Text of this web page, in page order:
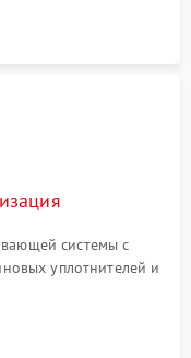
восстановление
системы с
уплотнителей и
корпуса
или аргоном для